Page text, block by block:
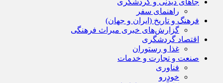
جاهای دیدنی و گردشگری
راهنمای سفر
فرهنگ و تاریخ (ایران و جهان)
گزارش‌های خبری میراث فرهنگی
اقتصاد گردشگری
غذا و رستوران
صنعت و تجارت و خدمات
فناوری
خودرو